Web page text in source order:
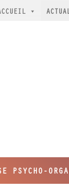
PSYCHO-